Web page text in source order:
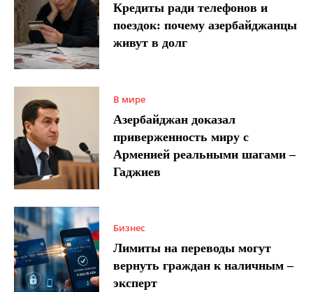
Кредиты ради телефонов и
поездок: почему азербайджанцы
живут в долг
В мире
Азербайджан доказал
приверженность миру с
Арменией реальными шагами –
Гаджиев
Бизнес
Лимиты на переводы могут
вернуть граждан к наличным –
эксперт